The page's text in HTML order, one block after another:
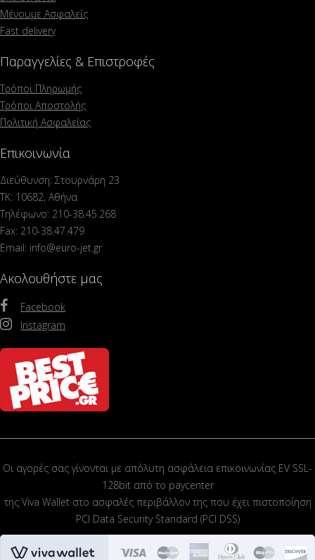
Μένουμε Ασφαλείς
Fast delivery
Παραγγελίες & Επιστροφές
Τρόποι Πληρωμής
Τρόποι Αποστολής
Πολιτική Ασφαλείας
Επικοινωνία
Διεύθυνση: Στουρνάρη 23
ΤΚ: 10682, Αθήνα
Τηλέφωνο: 210-38.45.268
Fax: 210-38.47.479
Email: info@euro-jet.gr
Ακολουθήστε μας
Facebook
Instagram
Οι αγορές σας γίνονται με απόλυτη ασφάλεια επικοινωνίας EV SSL-
128bit από το paycenter
της Viva Wallet στο ασφαλές περιβάλλον της που έχει πιστοποίηση
PCI Data Security Standard (PCI DSS)